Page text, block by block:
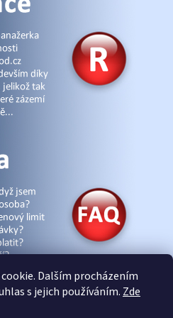
Dalším procházením
s jejich používáním. Zde